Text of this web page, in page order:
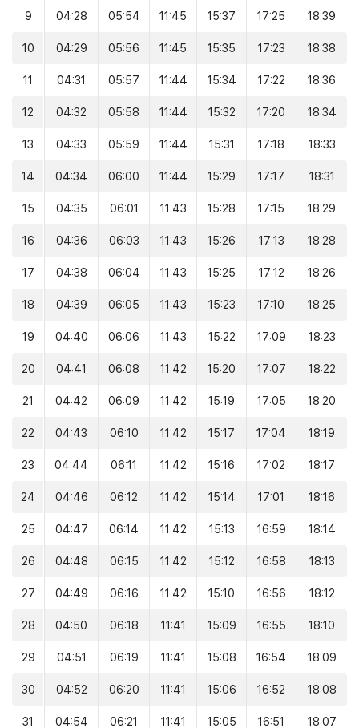
9 04:28 05:54 11:45 15:37 17:25 18:39
10 04:29 05:56 11:45 15:35 17:23 18:38
11 04:31 05:57 11:44 15:34 17:22 18:36
12 04:32 05:58 11:44 15:32 17:20 18:34
13 04:33 05:59 11:44 15:31 17:18 18:33
14 04:34 06:00 11:44 15:29 17:17 18:31
15 04:35 06:01 11:43 15:28 17:15 18:29
16 04:36 06:03 11:43 15:26 17:13 18:28
17 04:38 06:04 11:43 15:25 17:12 18:26
18 04:39 06:05 11:43 15:23 17:10 18:25
19 04:40 06:06 11:43 15:22 17:09 18:23
20 04:41 06:08 11:42 15:20 17:07 18:22
21 04:42 06:09 11:42 15:19 17:05 18:20
22 04:43 06:10 11:42 15:17 17:04 18:19
23 04:44 06:11 11:42 15:16 17:02 18:17
24 04:46 06:12 11:42 15:14 17:01 18:16
25 04:47 06:14 11:42 15:13 16:59 18:14
26 04:48 06:15 11:42 15:12 16:58 18:13
27 04:49 06:16 11:42 15:10 16:56 18:12
28 04:50 06:18 11:41 15:09 16:55 18:10
29 04:51 06:19 11:41 15:08 16:54 18:09
30 04:52 06:20 11:41 15:06 16:52 18:08
31 04:54 06:21 11:41 15:05 16:51 18:07